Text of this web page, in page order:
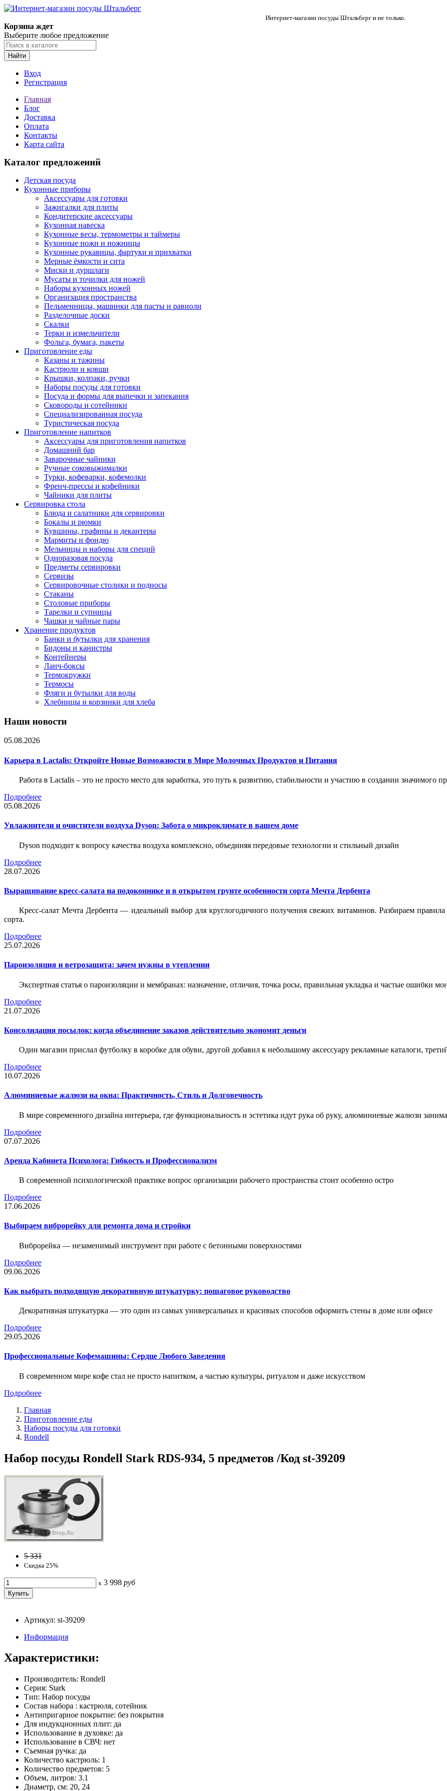
Интернет-магазин посуды Штальберг и не только.
Корзина ждет
Выберите любое предложение
Найти
Вход
Регистрация
Главная
Блог
Доставка
Оплата
Контакты
Карта сайта
Каталог предложений
Детская посуда
Кухонные приборы
Аксессуары для готовки
Зажигалки для плиты
Кондитерские аксессуары
Кухонная навеска
Кухонные весы, термометры и таймеры
Кухонные ножи и ножницы
Кухонные рукавицы, фартуки и прихватки
Мерные ёмкости и сита
Миски и дуршлаги
Мусаты и точилки для ножей
Наборы кухонных ножей
Организация пространства
Пельменницы, машинки для пасты и равиоли
Разделочные доски
Скалки
Терки и измельчители
Фольга, бумага, пакеты
Приготовление еды
Казаны и тажины
Кастрюли и ковши
Крышки, колпаки, ручки
Наборы посуды для готовки
Посуда и формы для выпечки и запекания
Сковороды и сотейники
Специализированная посуда
Туристическая посуда
Приготовление напитков
Аксессуары для приготовления напитков
Домашний бар
Заварочные чайники
Ручные соковыжималки
Турки, кофеварки, кофемолки
Френч-прессы и кофейники
Чайники для плиты
Сервировка стола
Блюда и салатники для сервировки
Бокалы и рюмки
Кувшины, графины и декантеры
Мармиты и фондю
Мельницы и наборы для специй
Одноразовая посуда
Предметы сервировки
Сервизы
Сервировочные столики и подносы
Стаканы
Столовые приборы
Тарелки и супницы
Чашки и чайные пары
Хранение продуктов
Банки и бутылки для хранения
Бидоны и канистры
Контейнеры
Ланч-боксы
Термокружки
Термосы
Фляги и бутылки для воды
Хлебницы и корзинки для хлеба
Наши новости
05.08.2026
Карьера в Lactalis: Откройте Новые Возможности в Мире Молочных Продуктов и Питания
Работа в Lactalis – это не просто место для заработка, это путь к развитию, стабильности и участию в создании значимого
Подробнее
05.08.2026
Увлажнители и очистители воздуха Dyson: Забота о микроклимате в вашем доме
Dyson подходит к вопросу качества воздуха комплексно, объединяя передовые технологии и стильный дизайн
Подробнее
28.07.2026
Выращивание кресс-салата на подоконнике и в открытом грунте особенности сорта Мечта Дербента
Кресс-салат Мечта Дербента — идеальный выбор для круглогодичного получения свежих витаминов. Разбираем
сорта.
Подробнее
25.07.2026
Пароизоляция и ветрозащита: зачем нужны в утеплении
Экспертная статья о пароизоляции и мембранах: назначение, отличия, точка росы, правильная укладка и частые ошибки
Подробнее
21.07.2026
Консолидация посылок: когда объединение заказов действительно экономит деньги
Один магазин прислал футболку в коробке для обуви, другой добавил к небольшому аксессуару рекламные каталоги,
Подробнее
10.07.2026
Алюминиевые жалюзи на окна: Практичность, Стиль и Долговечность
В мире современного дизайна интерьера, где функциональность и эстетика идут рука об руку, алюминиевые жалюзи
Подробнее
07.07.2026
Аренда Кабинета Психолога: Гибкость и Профессионализм
В современной психологической практике вопрос организации рабочего пространства стоит особенно остро
Подробнее
17.06.2026
Выбираем виброрейку для ремонта дома и стройки
Виброрейка — незаменимый инструмент при работе с бетонными поверхностями
Подробнее
09.06.2026
Как выбрать подходящую декоративную штукатурку: пошаговое руководство
Декоративная штукатурка — это один из самых универсальных и красивых способов оформить стены в доме или офисе
Подробнее
29.05.2026
Профессиональные Кофемашины: Сердце Любого Заведения
В современном мире кофе стал не просто напитком, а частью культуры, ритуалом и даже искусством
Подробнее
Главная
Приготовление еды
Наборы посуды для готовки
Rondell
Набор посуды Rondell Stark RDS-934, 5 предметов /Код st-39209
5 331
Скидка 25%
x 3 998 руб
Артикул: st-39209
Информация
Характеристики:
Производитель: Rondell
Серия: Stark
Тип: Набор посуды
Состав набора : кастрюля, сотейник
Антипригарное покрытие: без покрытия
Для индукционных плит: да
Использование в духовке: да
Использование в СВЧ: нет
Съемная ручка: да
Количество кастрюль: 1
Количество предметов: 5
Объем, литров: 3.1
Диаметр, см: 20, 24